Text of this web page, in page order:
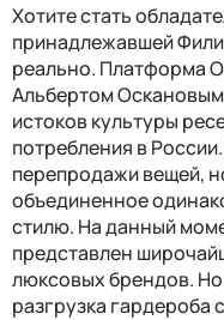
Хотите стать
принадлежавшей
реально. Платформа
Альбертом Оскановым
истоков культуры
потребления в
перепродажи вещей,
объединенное
стилю. На данный
представлен
люксовых брендов.
разгрузка гардероба